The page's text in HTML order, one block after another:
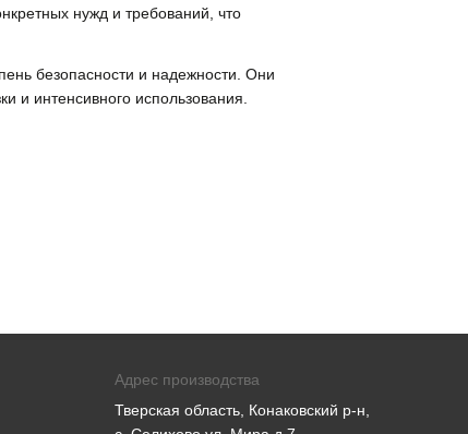
нужд и требований, что
безопасности и надежности. Они
и интенсивного использования.
Адрес производства
Тверская область, Конаковский р-н,